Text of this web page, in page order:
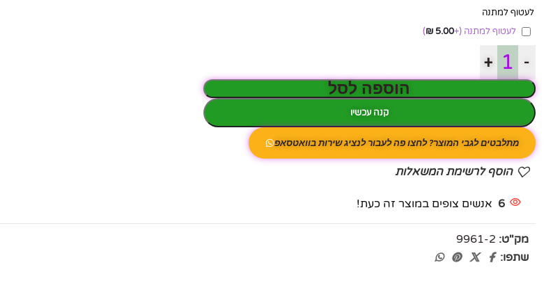
לעטוף למתנה
לעטוף למתנה(+
5.00
₪
)
-
+
הוספה לסל
קנה עכשיו
מתלבטים לגבי המוצר? לחצו פה לעבור לנציג שירות בוואטסאפ
הוסף לרשימת המשאלות
6 אנשים צופים במוצר זה כעת!
מק"ט: 9961-2
שתפו: